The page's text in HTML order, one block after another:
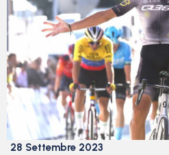
28 Settembre 2023